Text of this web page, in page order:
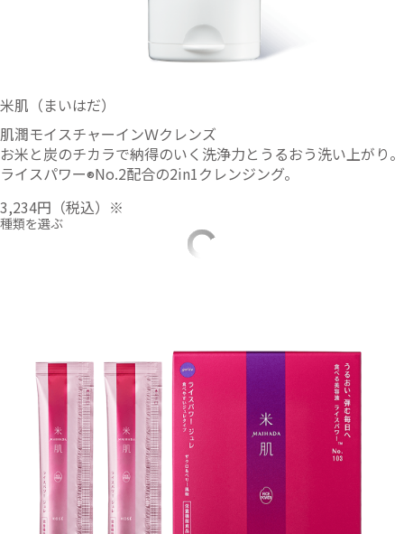
米肌（まいはだ）
肌潤モイスチャーインＷクレンズ
お米と炭のチカラで納得のいく洗浄力とうるおう洗い上がり。
ライスパワー®No.2配合の2in1クレンジング。
3,234円 （税込）※
種類を選ぶ